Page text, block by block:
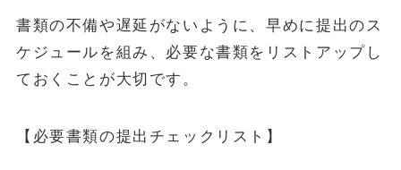
書類の不備や遅延がないように、早めに提出のス
ケジュールを組み、必要な書類をリストアップし
ておくことが大切です。
【必要書類の提出チェックリスト】